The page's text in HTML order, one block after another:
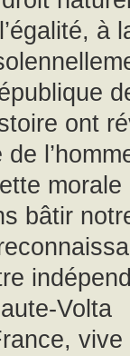
à
ont
morale
bâtir
Volta
vive